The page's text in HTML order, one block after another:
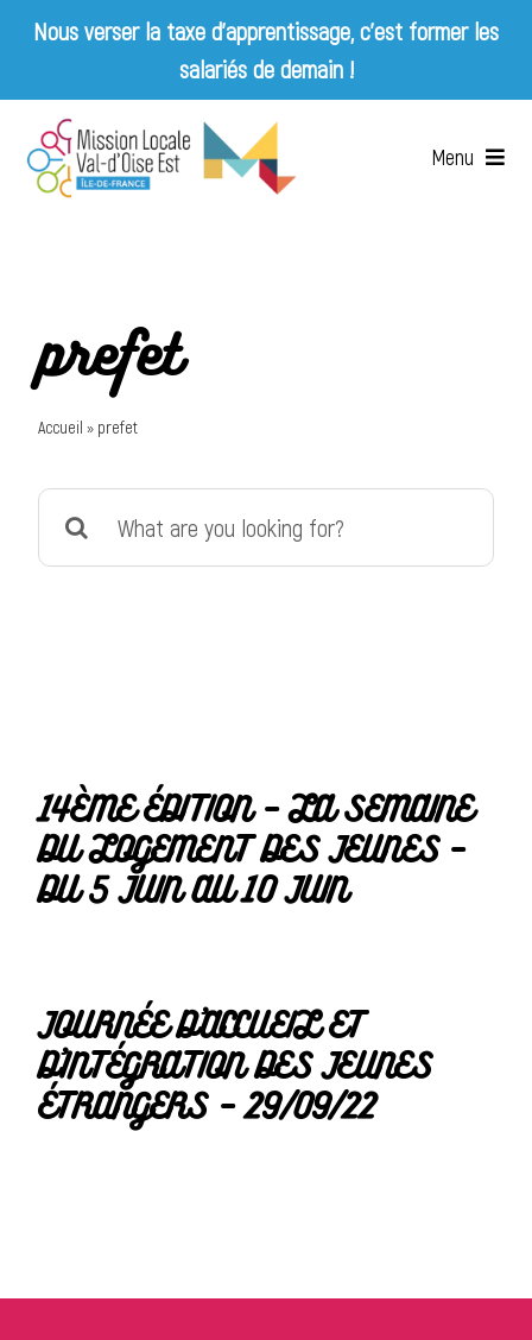
Nous verser la taxe d’apprentissage, c’est former les
salariés de demain !
content
Menu
prefet
Accueil » prefet
Search
14ÈME ÉDITION – LA SEMAINE
DU LOGEMENT DES JEUNES –
DU 5 JUIN AU 10 JUIN
JOURNÉE D’ACCUEIL ET
D’INTÉGRATION DES JEUNES
ÉTRANGERS – 29/09/22